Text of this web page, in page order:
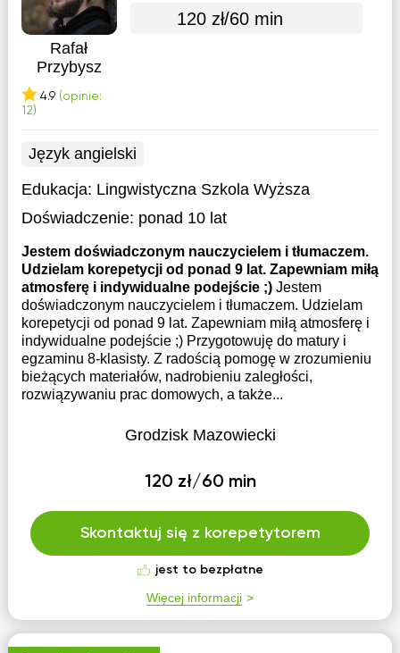
Rafał
Przybysz
4.9 (opinie:
12)
120 zł/60 min
Język angielski
Edukacja: Lingwistyczna Szkola Wyższa
Doświadczenie: ponad 10 lat
Jestem doświadczonym nauczycielem i tłumaczem.
Udzielam korepetycji od ponad 9 lat. Zapewniam miłą
atmosferę i indywidualne podejście ;) Jestem
doświadczonym nauczycielem i tłumaczem. Udzielam
korepetycji od ponad 9 lat. Zapewniam miłą atmosferę i
indywidualne podejście ;) Przygotowuję do matury i
egzaminu 8-klasisty. Z radością pomogę w zrozumieniu
bieżących materiałów, nadrobieniu zaległości,
rozwiązywaniu prac domowych, a także...
Grodzisk Mazowiecki
120 zł/60 min
Skontaktuj się z korepetytorem
jest to bezpłatne
Więcej informacji